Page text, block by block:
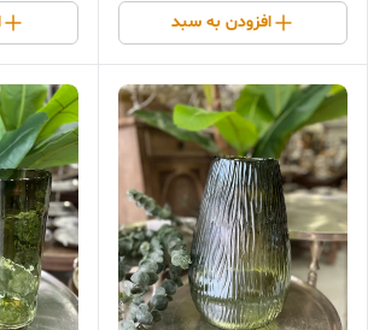
افزودن به سبد